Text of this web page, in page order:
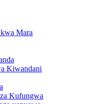
Mara
Kiwandani
Kufungwa